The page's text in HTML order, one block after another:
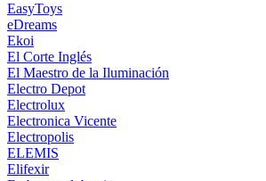
EasyToys
eDreams
Ekoi
El Corte Inglés
El Maestro de la Iluminación
Electro Depot
Electrolux
Electronica Vicente
Electropolis
ELEMIS
Elifexir